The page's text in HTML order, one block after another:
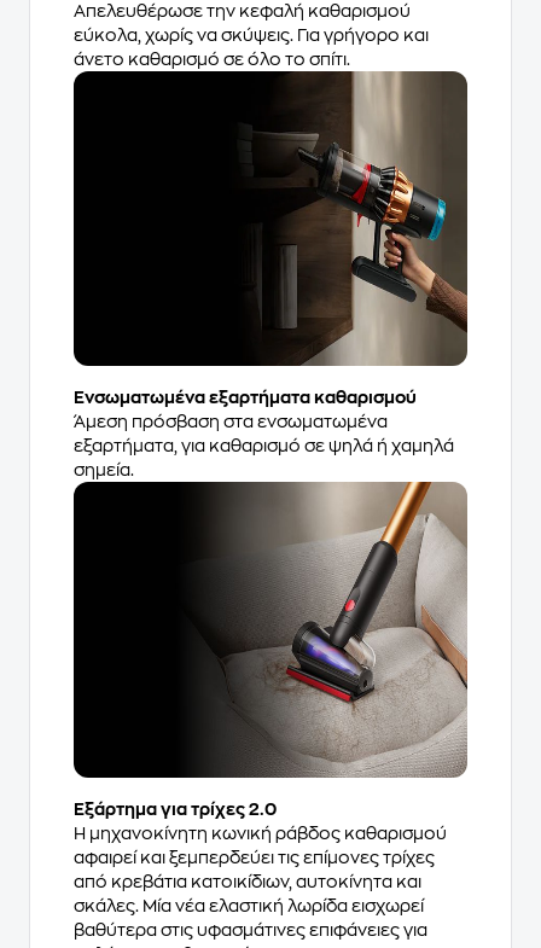
Απελευθέρωσε την κεφαλή καθαρισμού
εύκολα, χωρίς να σκύψεις. Για γρήγορο και
άνετο καθαρισμό σε όλο το σπίτι.
Ενσωματωμένα εξαρτήματα καθαρισμού
Άμεση πρόσβαση στα ενσωματωμένα
εξαρτήματα, για καθαρισμό σε ψηλά ή χαμηλά
σημεία.
Εξάρτημα για τρίχες 2.0
Η μηχανοκίνητη κωνική ράβδος καθαρισμού
αφαιρεί και ξεμπερδεύει τις επίμονες τρίχες
από κρεβάτια κατοικίδιων, αυτοκίνητα και
σκάλες. Μία νέα ελαστική λωρίδα εισχωρεί
βαθύτερα στις υφασμάτινες επιφάνειες για